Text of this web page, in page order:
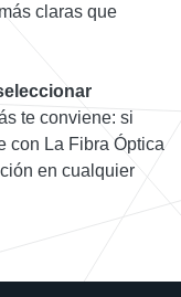
claras que
te conviene: si
con La Fibra Óptica
en cualquier